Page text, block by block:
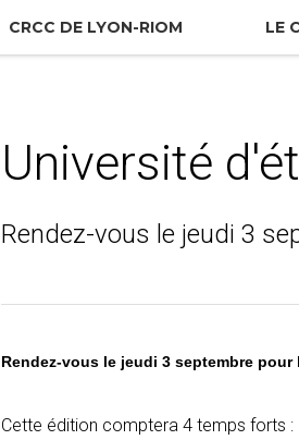
CRCC DE LYON-RIOM LE
Université
Rendez-vous le jeudi 3
Rendez-vous le jeudi 3 septembre
Cette édition comptera 4 temps forts :